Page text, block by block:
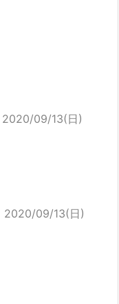
2020/09/13(日)
2020/09/13(日)